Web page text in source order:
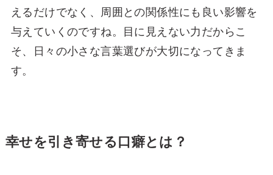
えるだけでなく、周囲との関係性にも良い影響を
与えていくのですね。目に見えない力だからこ
そ、日々の小さな言葉選びが大切になってきま
す。
幸せを引き寄せる口癖とは？